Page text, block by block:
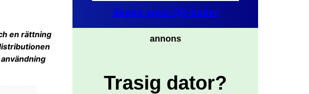
en rättning
Skapa egna QR-koder
annons
Trasig dator?